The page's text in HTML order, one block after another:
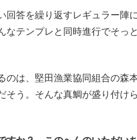
答を繰り返すレギュラー陣
なテンプレと同時進行でそっ
は、堅田漁業協同組合の森
そう。そんな真鯛が盛り付け